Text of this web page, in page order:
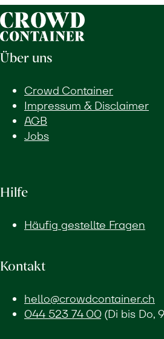
Über uns
Crowd Container
Impressum & Disclaimer
AGB
Jobs
Hilfe
Häufig gestellte Fragen
Kontakt
hello@crowdcontainer.ch
044 523 74 00(Di bis Do,